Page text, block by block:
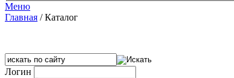
Меню
Главная /Каталог
Логин